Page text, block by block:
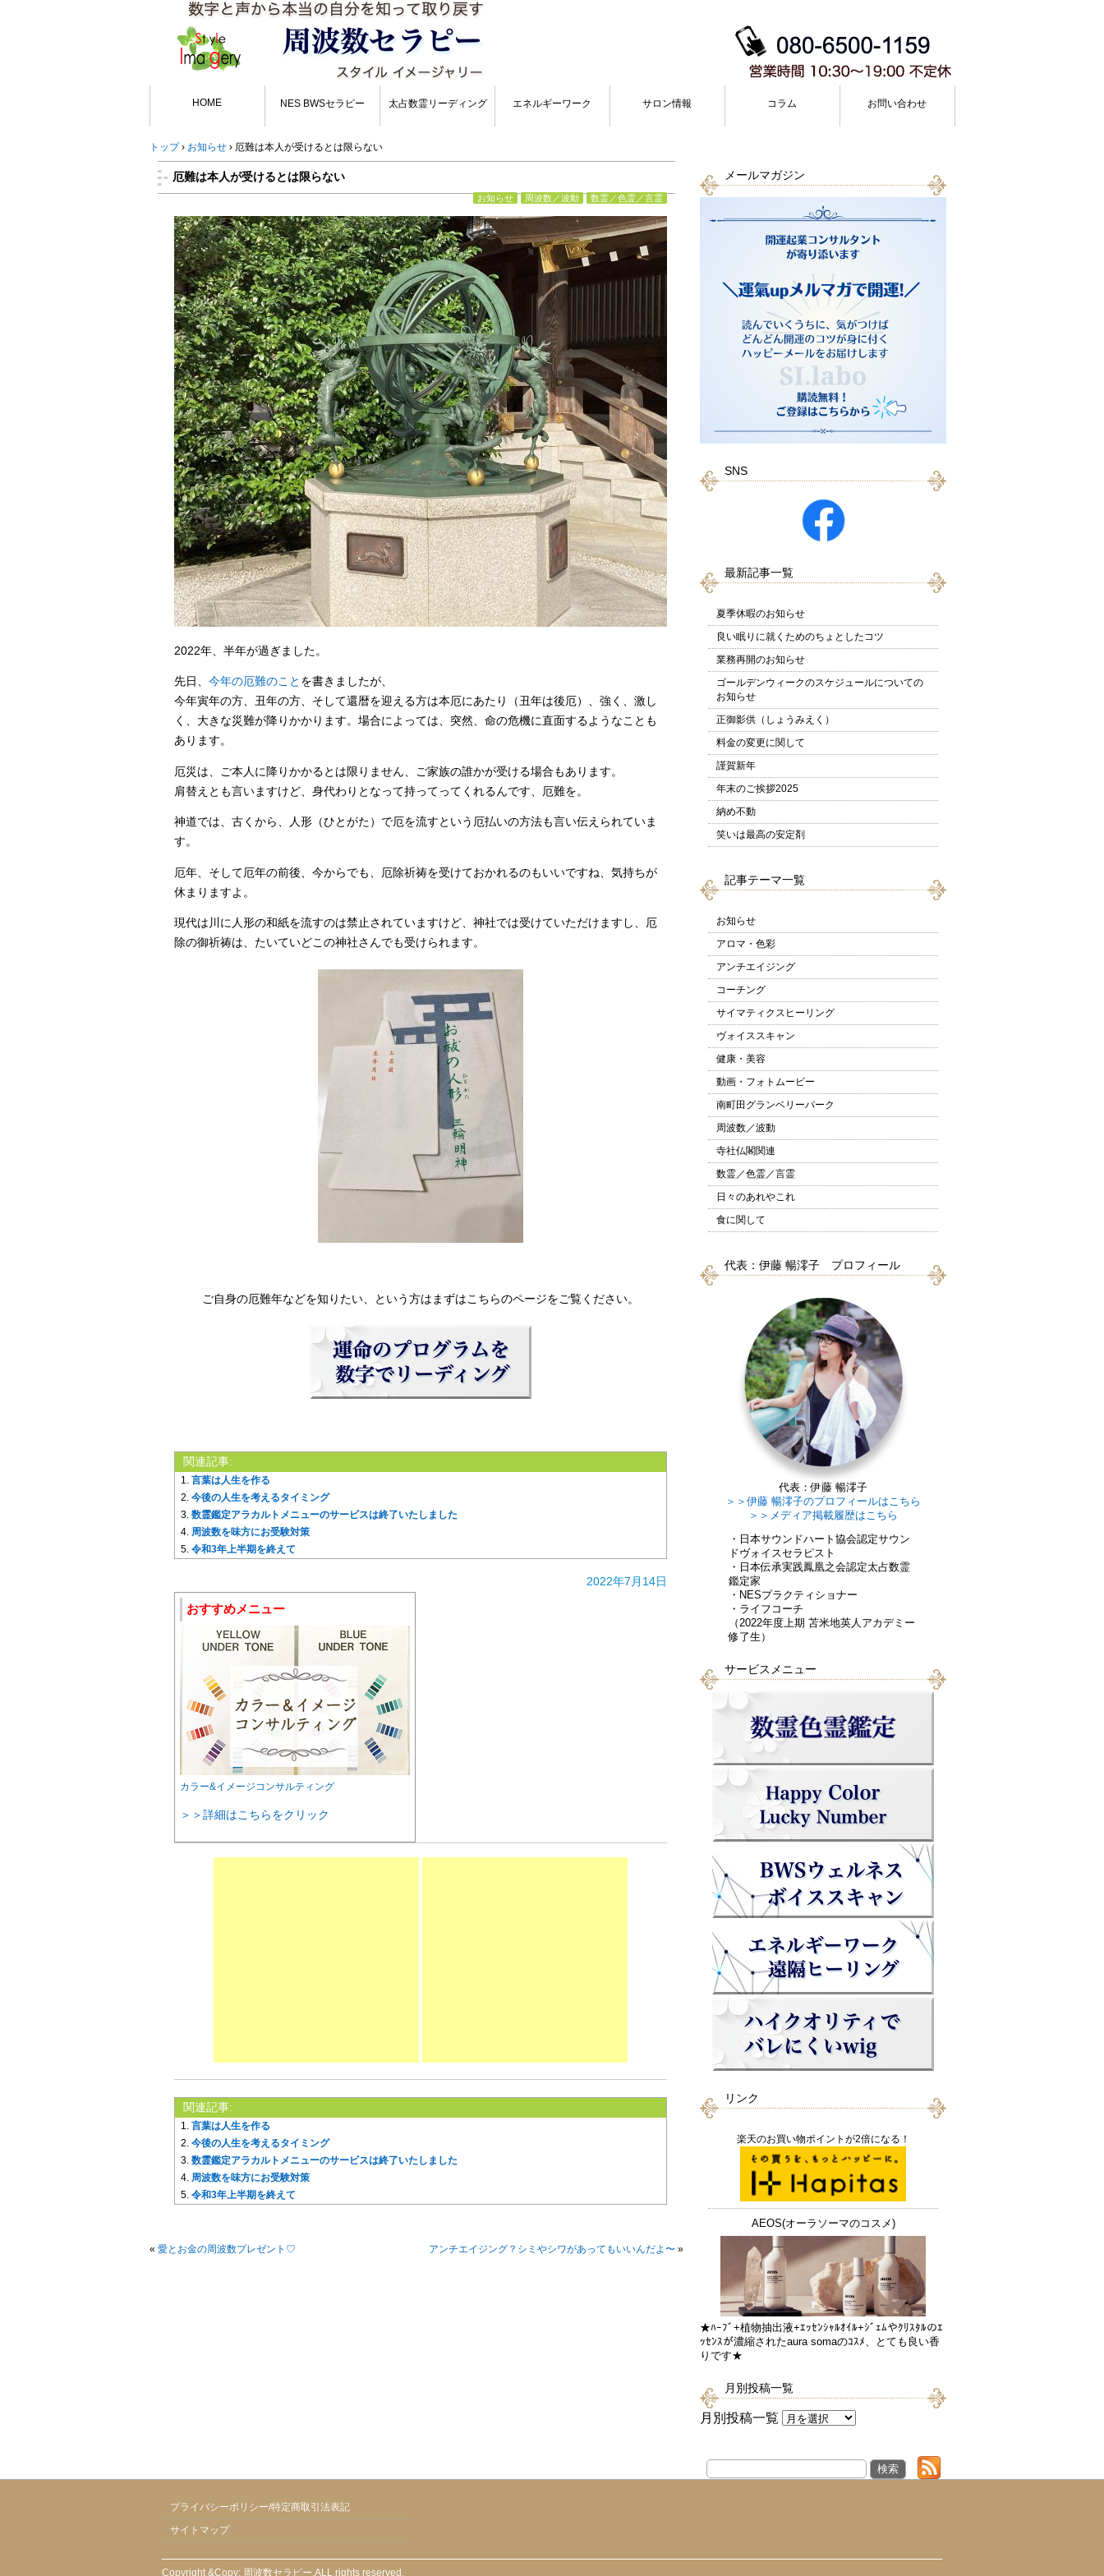
HOME NES BWSセラピー 太占数霊リーディング エネルギーワーク サロン情報 コラム お問い合わせ
トップ › お知らせ › 厄難は本人が受けるとは限らない
厄難は本人が受けるとは限らない
お知らせ 周波数／波動 数霊／色霊／言霊
2022年、半年が過ぎました。
先日、 今年の厄難のこと を書きましたが、
今年寅年の方、丑年の方、そして還暦を迎える方は本厄にあたり（丑年は後厄）、強く、激し
く、大きな災難が降りかかります。場合によっては、突然、命の危機に直面するようなことも
あります。
厄災は、ご本人に降りかかるとは限りません、ご家族の誰かが受ける場合もあります。
肩替えとも言いますけど、身代わりとなって持ってってくれるんです、厄難を。
神道では、古くから、人形（ひとがた）で厄を流すという厄払いの方法も言い伝えられていま
す。
厄年、そして厄年の前後、今からでも、厄除祈祷を受けておかれるのもいいですね、気持ちが
休まりますよ。
現代は川に人形の和紙を流すのは禁止されていますけど、神社では受けていただけますし、厄
除の御祈祷は、たいていどこの神社さんでも受けられます。
ご自身の厄難年などを知りたい、という方はまずはこちらのページをご覧ください。
関連記事:
言葉は人生を作る
今後の人生を考えるタイミング
数霊鑑定アラカルトメニューのサービスは終了いたしました
周波数を味方にお受験対策
令和3年上半期を終えて
2022年7月14日
おすすめメニュー
カラー&イメージコンサルティング
＞＞詳細はこちらをクリック
関連記事:
言葉は人生を作る
今後の人生を考えるタイミング
数霊鑑定アラカルトメニューのサービスは終了いたしました
周波数を味方にお受験対策
令和3年上半期を終えて
« 愛とお金の周波数プレゼント♡ アンチエイジング？シミやシワがあってもいいんだよ〜 »
メールマガジン
SNS
最新記事一覧
夏季休暇のお知らせ
良い眠りに就くためのちょとしたコツ
業務再開のお知らせ
ゴールデンウィークのスケジュールについての
お知らせ
正御影供（しょうみえく）
料金の変更に関して
謹賀新年
年末のご挨拶2025
納め不動
笑いは最高の安定剤
記事テーマ一覧
お知らせ
アロマ・色彩
アンチエイジング
コーチング
サイマティクスヒーリング
ヴォイススキャン
健康・美容
動画・フォトムービー
南町田グランベリーパーク
周波数／波動
寺社仏閣関連
数霊／色霊／言霊
日々のあれやこれ
食に関して
代表：伊藤 暢澪子 プロフィール
代表：伊藤 暢澪子
＞＞伊藤 暢澪子のプロフィールはこちら
＞＞メディア掲載履歴はこちら
・日本サウンドハート協会認定サウン
ドヴォイスセラピスト
・日本伝承実践鳳凰之会認定太占数霊
鑑定家
・NESプラクティショナー
・ライフコーチ
（2022年度上期 苫米地英人アカデミー
修了生）
サービスメニュー
リンク
楽天のお買い物ポイントが2倍になる！
AEOS(オーラソーマのコスメ)
★ﾊｰﾌﾞ+植物抽出液+ｴｯｾﾝｼｬﾙｵｲﾙ+ｼﾞｪﾑやｸﾘｽﾀﾙのｴ
ｯｾﾝｽが濃縮されたaura somaのｺｽﾒ、とても良い香
りです★
月別投稿一覧
月別投稿一覧
プライバシーポリシー/特定商取引法表記
サイトマップ
Copyright &Copy; 周波数セラピー,ALL rights reserved.